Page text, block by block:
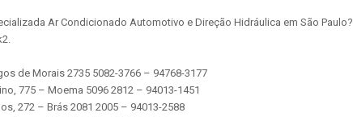
Ar Condicionado Automotivo e Direção Hidráulica em São Paulo?
de Morais 2735 5082-3766 – 94768-3177
775 – Moema 5096 2812 – 94013-1451
272 – Brás 2081 2005 – 94013-2588